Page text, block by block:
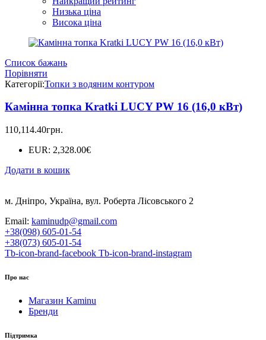
Низька ціна
Висока ціна
Список бажань
Порівняти
Категорії:Топки з водяним контуром
Камінна топка Kratki LUCY PW 16 (16,0 кВт)
110,114.40грн.
EUR: 2,328.00€
Додати в кошик
м. Дніпро, Україна, вул. Роберта Лісовського 2
Email: kaminudp@gmail.com
+38(098) 605-01-54
+38(073) 605-01-54
Tb-icon-brand-facebook Tb-icon-brand-instagram
Про нас
Магазин Kaminu
Бренди
Підтримка